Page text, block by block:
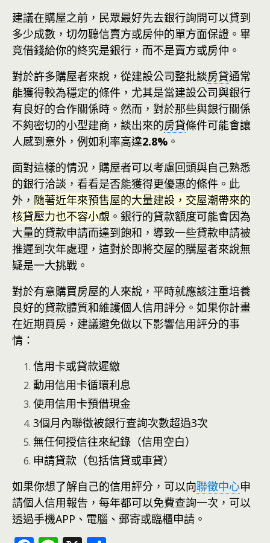
建議在購屋之前，民眾最好先去銀行詢問可以貸到
多少成數，切勿聽信賣方或房仲的單方面保證。畢
竟借錢給你的終究是銀行，而不是賣方或房仲。
對於許多購屋者來說，從建設公司整批談房貸通常
能獲得較為穩定的條件，尤其是當建設公司與銀行
有良好的合作關係時。然而，對於那些與銀行關係
不夠密切的小型建商，談出來的房貸條件可能會讓
人感到意外，例如利率高達2.8% 。
面對這樣的情況，購屋者可以考慮回頭與自己熟悉
的銀行洽談，看看是否能獲得更優惠的條件。此
外， 隨著近年來預售屋的大量建設，交屋潮帶來的
核貸壓力也不容小覷 。銀行的貸款額度可能會因為
大量的貸款申請而達到飽和，導致一些貸款申請被
推遲到次年處理，這對於即將交屋的購屋者來說無
疑是一大挑戰。
對於有意購買房屋的人來說，平時就應該注重培養
良好的貸款體質和維護個人信用評分。如果你計畫
在近期買房，建議避免做以下影響信用評分的事
情：
信用卡或貸款遲繳
動用信用卡循環利息
使用信用卡預借現金
3個月內聯徵被銀行查詢次數超過3次
無任何授信往來紀錄（信用空白）
申請貸款（包括信貸或車貸）
如果你想了解自己的信用評分，可以向聯徵中心申
請個人信用報告，每年都可以免費查詢一次，可以
透過手機APP、電腦、郵寄或臨櫃申請。